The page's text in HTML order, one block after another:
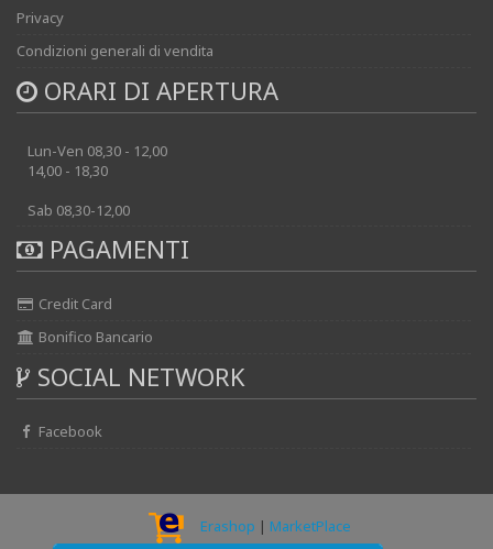
Privacy
Condizioni generali di vendita
ORARI DI APERTURA
Lun-Ven 08,30 - 12,00
14,00 - 18,30
Sab 08,30-12,00
PAGAMENTI
Credit Card
Bonifico Bancario
SOCIAL NETWORK
Facebook
Erashop | MarketPlace